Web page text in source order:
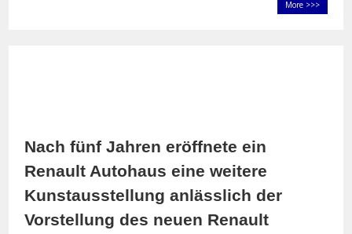
More >>>
Nach fünf Jahren eröffnete ein
Renault Autohaus eine weitere
Kunstausstellunganlässlich der
Vorstellung des neuen Renault